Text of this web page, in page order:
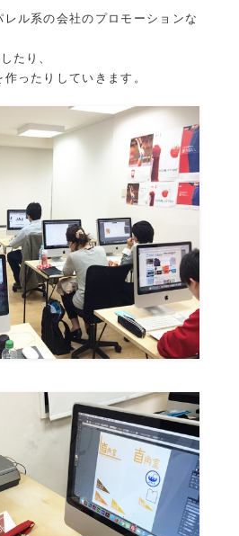
ル系の会社のプロモーションな
たり、
ったりしていきます。